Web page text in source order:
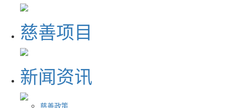
慈善项目
新闻资讯
慈善政策